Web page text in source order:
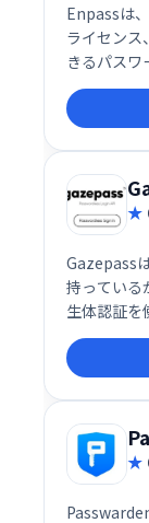
Enpassは
ライセンス
きるパスワ
管理し、
雑さを解消
の保護に
Gazepass
持っている
生体認証を
ェブサイ
を有効にし